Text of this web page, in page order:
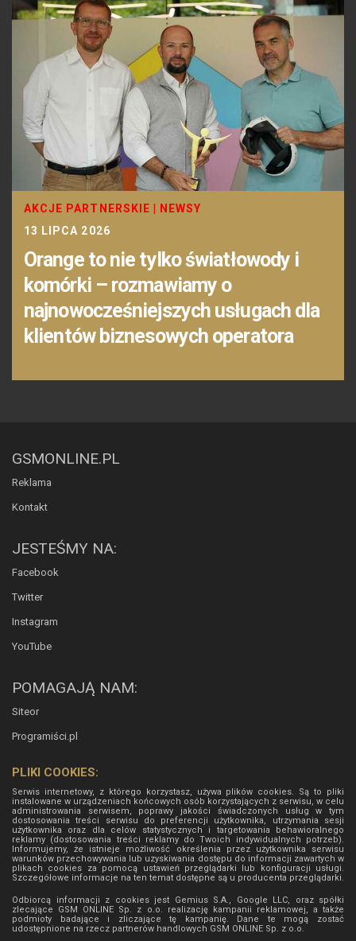
AKCJE PARTNERSKIE
NEWSY
13 LIPCA 2026
Orange to nie tylko światłowody i
komórki – rozmawiamy o
najnowocześniejszych usługach dla
klientów biznesowych operatora
GSMONLINE.PL
Reklama
Kontakt
JESTEŚMY NA:
Facebook
Twitter
Instagram
YouTube
POMAGAJĄ NAM:
Siteor
Programiści.pl
PLIKI COOKIES:
Serwis internetowy, z którego korzystasz, używa plików cookies. Są to pliki
instalowane w urządzeniach końcowych osób korzystających z serwisu, w celu
administrowania serwisem, poprawy jakości świadczonych usług w tym
dostosowania treści serwisu do preferencji użytkownika, utrzymania sesji
użytkownika oraz dla celów statystycznych i targetowania behawioralnego
reklamy (dostosowania treści reklamy do Twoich indywidualnych potrzeb).
Informujemy, że istnieje możliwość określenia przez użytkownika serwisu
warunków przechowywania lub uzyskiwania dostępu do informacji zawartych w
plikach cookies za pomocą ustawień przeglądarki lub konfiguracji usługi.
Szczegółowe informacje na ten temat dostępne są u producenta przeglądarki.
Odbiorcą informacji z cookies jest Gemius S.A., Google LLC, oraz spółki
zlecające GSM ONLINE Sp. z o.o. realizację kampanii reklamowej, a także
podmioty badające i zliczające tę kampanię. Dane te mogą zostać
udostępnione na rzecz partnerów handlowych GSM ONLINE Sp. z o.o.